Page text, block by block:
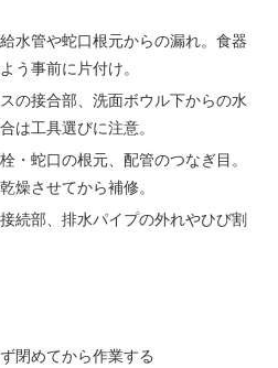
水管や蛇口根元からの漏れ。食器
う事前に片付け。
の接合部、洗面ボウル下からの水
は工具選びに注意。
・蛇口の根元、配管のつなぎ目。
燥させてから補修。
続部、排水パイプの外れやひび割
閉めてから作業する